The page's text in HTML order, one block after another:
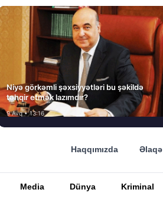
Niyə görkəmli şəxsiyyətləri bu şəkildə
təhqir etmək lazımdır?
9 Avq • 13:16
Haqqımızda Əlaqə
Media Dünya Kriminal